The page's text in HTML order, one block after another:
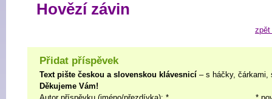
Hovězí závin
zpět
Přidat příspěvek
Text pište českou a slovenskou klávesnicí – s háčky, čárkami,
Děkujeme Vám!